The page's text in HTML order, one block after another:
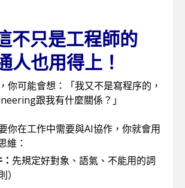
不只是工程師的
人也用得上！
你可能會想：「我又不是寫程序的，
跟我有什麼關係？」
你在工作中需要與AI協作，你就會用
維：
先規定好對象、語氣、不能用的詞